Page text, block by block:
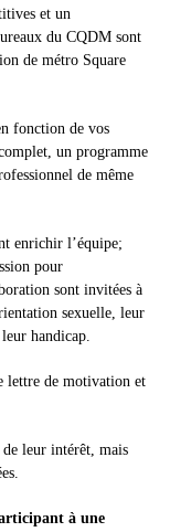
et un
du CQDM sont
de métro Square
fonction de vos
un programme
de même
enrichir l’équipe;
pour
sont invitées à
sexuelle, leur
handicap.
lettre de motivation et
de leur intérêt, mais
à une